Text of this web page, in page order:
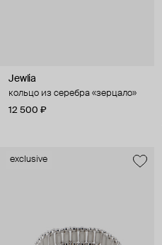
Jewlia
кольцо из серебра «зерцало»
12 500 ₽
exclusive